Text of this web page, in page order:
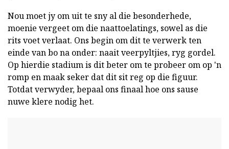
Nou moet jy om uit te sny al die besonderhede,
moenie vergeet om die naattoelatings, sowel as die
rits voet verlaat. Ons begin om dit te verwerk ten
einde van bo na onder: naait veerpyltjies, ryg gordel.
Op hierdie stadium is dit beter om te probeer om op 'n
romp en maak seker dat dit sit reg op die figuur.
Totdat verwyder, bepaal ons finaal hoe ons sause
nuwe klere nodig het.